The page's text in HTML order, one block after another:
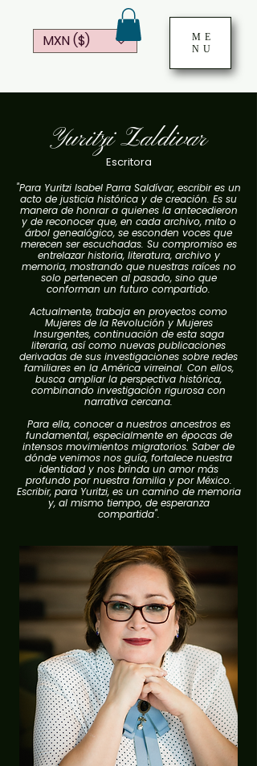
ME
NU
MXN ($)
Yuritzi Zaldivar
Escritora
"Para Yuritzi Isabel Parra Saldívar, escribir es un
acto de justicia histórica y de creación. Es su
manera de honrar a quienes la antecedieron
y de reconocer que, en cada archivo, mito o
árbol genealógico, se esconden voces que
merecen ser escuchadas. Su compromiso es
entrelazar historia, literatura, archivo y
memoria, mostrando que nuestras raíces no
solo pertenecen al pasado, sino que
conforman un futuro compartido.
Actualmente, trabaja en proyectos como
Mujeres de la Revolución y Mujeres
Insurgentes, continuación de esta saga
literaria, así como nuevas publicaciones
derivadas de sus investigaciones sobre redes
familiares en la América virreinal. Con ellos,
busca ampliar la perspectiva histórica,
combinando investigación rigurosa con
narrativa cercana.
Para ella, conocer a nuestros ancestros es
fundamental, especialmente en épocas de
intensos movimientos migratorios. Saber de
dónde venimos nos guía, fortalece nuestra
identidad y nos brinda un amor más
profundo por nuestra familia y por México.
Escribir, para Yuritzi, es un camino de memoria
y, al mismo tiempo, de esperanza
compartida".